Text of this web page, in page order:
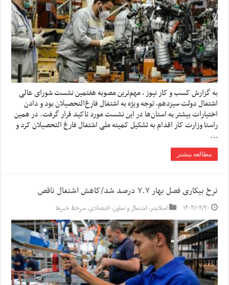
به گزارش کسب و کار نیوز ، مهم‌ترین مصوبه هفتمین نشست شورای عالی
اشتغال دولت سیزدهم، توجه ویژه به اشتغال فارغ‌التحصیلان بود و دادن
اختیارات بیشتر به استان‌ها در این نشست مورد تاکید قرار گرفت. در همین
راستا وزارت کار اقدام به تشکیل کمیته ملی اشتغال فارغ التحصیلان کرد و
…
مطالعه بیشتر
نرخ بیکاری فصل بهار ۷.۷ درصد شد/کاهش اشتغال ناقص
۱۴۰۳/۰۴/۲۰ اسلایدر,اشتغال و تعاون,اقتصادی,سرخط خبرها